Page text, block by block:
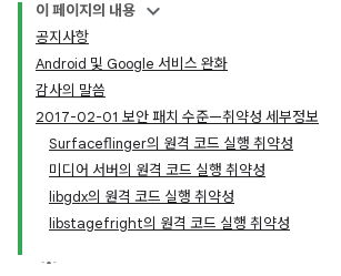
이 페이지의 내용
공지사항
Android 및 Google 서비스 완화
감사의 말씀
2017-02-01 보안 패치 수준—취약성 세부정보
Surfaceflinger의 원격 코드 실행 취약성
미디어 서버의 원격 코드 실행 취약성
libgdx의 원격 코드 실행 취약성
libstagefright의 원격 코드 실행 취약성